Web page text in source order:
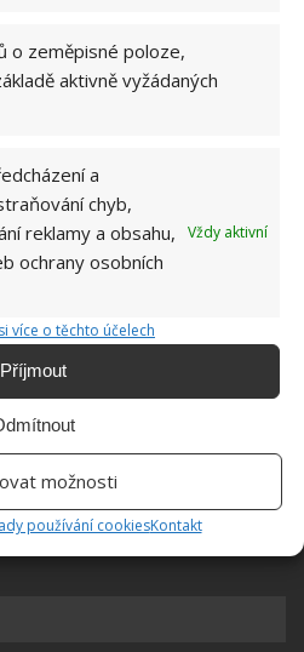
o zeměpisné poloze,
aktivně vyžádaných
a
chyb,
reklamy a obsahu,
ochrany osobních
Vždy aktivní
více o těchto účelech
Příjmout
možnosti
používání cookiesKontakt